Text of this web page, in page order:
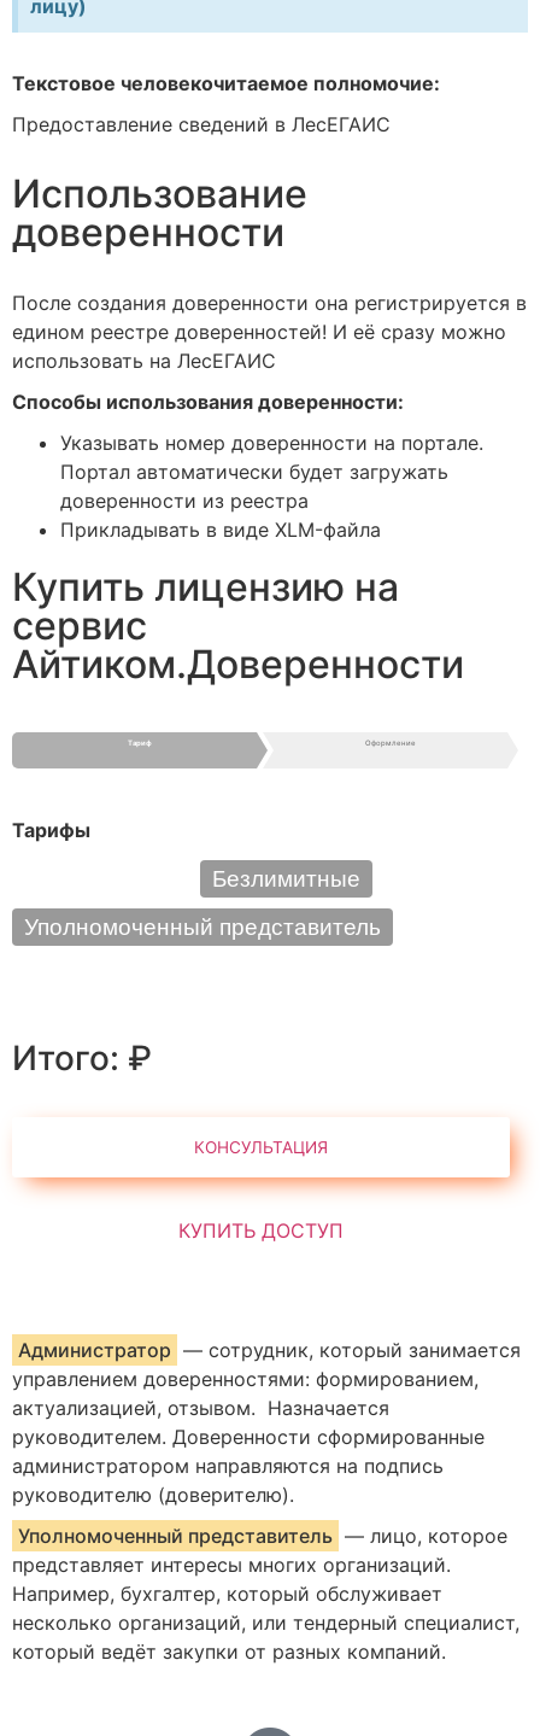
лицу)
Текстовое человекочитаемое полномочие:
Предоставление сведений в ЛесЕГАИС
Использование
доверенности
После создания доверенности она регистрируется в
едином реестре доверенностей! И её сразу можно
использовать на ЛесЕГАИС
Способы использования доверенности:
Указывать номер доверенности на портале.
Портал автоматически будет загружать
доверенности из реестра
Прикладывать в виде XLM-файла
Купить лицензию на
сервис
Айтиком.Доверенности
Тариф Оформление
Тарифы
Безлимитные
Уполномоченный представитель
Итого: ₽
Администратор — сотрудник, который занимается
управлением доверенностями: формированием,
актуализацией, отзывом. Назначается
руководителем. Доверенности сформированные
администратором направляются на подпись
руководителю (доверителю).
Уполномоченный представитель — лицо, которое
представляет интересы многих организаций.
Например, бухгалтер, который обслуживает
несколько организаций, или тендерный специалист,
который ведёт закупки от разных компаний.